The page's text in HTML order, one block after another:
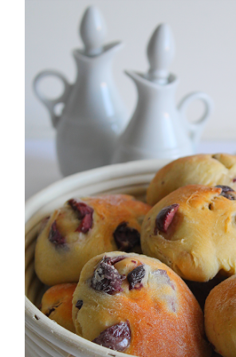
5) A questo punto fare una palla e
unta; far lievitare a circa 22°-23° (io
forno intiepidito) per circa 1 ora.
6) Ora spezzare in 9 parti di circa 65 gr
pallina (operazione detta pirlatura vedi
ungere una teglia e metterle a lievitare,
parte superiore.
7) A metà lievitazione spianare
polpastrelli le palline (che già si
rimettere a lievitare.
8) Quando sono quasi lievitate, fare
olio e acqua calda in parti uguali,
focaccelle con i polpastrelli e
salare, rimettere in forno per altri 30
-1 spicchio aglio
-q.b. sale per condire
Per Spennellare:
-1 tuorlo bio + 1 cucchiaio latte a
Per prima cosa miscelate le due farine
ciotola capiente; al centro praticate
andrete a mettereil lievito di birra
Sciogliete quest’ultimo con un po’ di
successivamente aggiungete lo
l’olio extravergine di oliva. Versate
tiepida e mescolate tutti gli
Trasferite l’impasto sul piano di
iniziate ad impastare, fino a quando